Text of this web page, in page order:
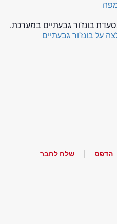
בונז'ור גבעתיים במערכת.
על בונז'ור גבעתיים
הדפס שלח לחבר